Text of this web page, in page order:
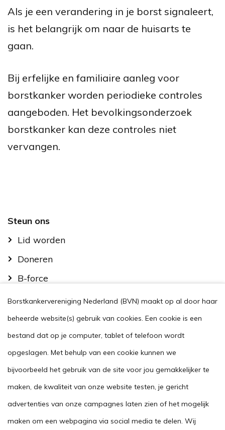
Als je een verandering in je borst signaleert,
is het belangrijk om naar de huisarts te
gaan.
Bij erfelijke en familiaire aanleg voor
borstkanker worden periodieke controles
aangeboden. Het bevolkingsonderzoek
borstkanker kan deze controles niet
vervangen.
Footer
Steun ons
Lid worden
Doneren
B-force
Kom in actie
Handig
Stel je vraag
Agenda
Voor zorgverleners
This website in another language
Borstkankervereniging Nederland (BVN) maakt op al door haar
beheerde website(s) gebruik van cookies. Een cookie is een
bestand dat op je computer, tablet of telefoon wordt
opgeslagen. Met behulp van een cookie kunnen we
bijvoorbeeld het gebruik van de site voor jou gemakkelijker te
maken, de kwaliteit van onze website testen, je gericht
advertenties van onze campagnes laten zien of het mogelijk
maken om een webpagina via social media te delen. Wij